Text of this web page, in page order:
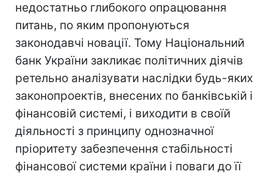
недостатньо глибокого опрацювання
питань, по яким пропонуються
законодавчі новації. Тому Національний
банк України закликає політичних діячів
ретельно аналізувати наслідки будь-яких
законопроектів, внесених по банківській і
фінансовій системі, і виходити в своїй
діяльності з принципу однозначної
пріоритету забезпечення стабільності
фінансової системи країни і поваги до її